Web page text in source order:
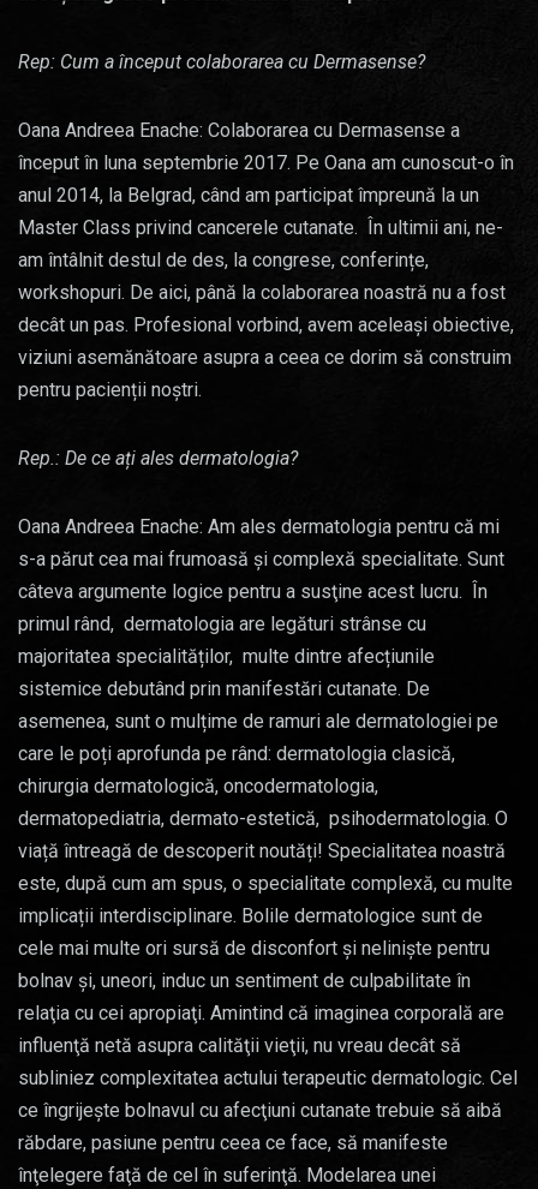
Rep: Cum a început colaborarea cu Dermasense?
Oana Andreea Enache: Colaborarea cu Dermasense a
început în luna septembrie 2017. Pe Oana am cunoscut-o în
anul 2014, la Belgrad, când am participat împreună la un
Master Class privind cancerele cutanate. În ultimii ani, ne-
am întâlnit destul de des, la congrese, conferințe,
workshopuri. De aici, până la colaborarea noastră nu a fost
decât un pas. Profesional vorbind, avem aceleași obiective,
viziuni asemănătoare asupra a ceea ce dorim să construim
pentru pacienții noștri.
Rep.: De ce ați ales dermatologia?
Oana Andreea Enache: Am ales dermatologia pentru că mi
s-a părut cea mai frumoasă și complexă specialitate. Sunt
câteva argumente logice pentru a susţine acest lucru. În
primul rând, dermatologia are legături strânse cu
majoritatea specialităților, multe dintre afecțiunile
sistemice debutând prin manifestări cutanate. De
asemenea, sunt o mulțime de ramuri ale dermatologiei pe
care le poți aprofunda pe rând: dermatologia clasică,
chirurgia dermatologică, oncodermatologia,
dermatopediatria, dermato-estetică, psihodermatologia. O
viață întreagă de descoperit noutăți! Specialitatea noastră
este, după cum am spus, o specialitate complexă, cu multe
implicații interdisciplinare. Bolile dermatologice sunt de
cele mai multe ori sursă de disconfort şi nelinişte pentru
bolnav şi, uneori, induc un sentiment de culpabilitate în
relaţia cu cei apropiaţi. Amintind că imaginea corporală are
influenţă netă asupra calităţii vieţii, nu vreau decât să
subliniez complexitatea actului terapeutic dermatologic. Cel
ce îngrijeşte bolnavul cu afecţiuni cutanate trebuie să aibă
răbdare, pasiune pentru ceea ce face, să manifeste
înţelegere faţă de cel în suferinţă. Modelarea unei